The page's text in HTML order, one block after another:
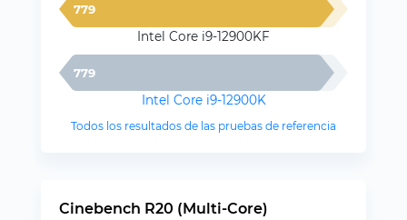
779
Intel Core i9-12900KF
779
Intel Core i9-12900K
Todos los resultados de las pruebas de referencia
Cinebench R20 (Multi-Core)